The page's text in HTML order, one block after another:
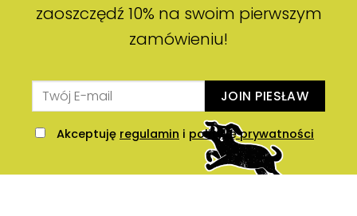
zaoszczędź 10% na swoim pierwszym
zamówieniu!
JOIN PIESŁAW
Akceptuję regulamin i politykę prywatności